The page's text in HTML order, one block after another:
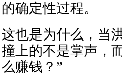
的确定性过程。
这也是为什么，当
撞上的不是掌声，
么赚钱？”